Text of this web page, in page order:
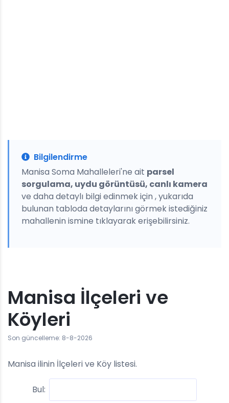
Bilgilendirme
Manisa Soma Mahalleleri'ne ait parsel
sorgulama, uydu görüntüsü, canlı kamera
ve daha detaylı bilgi edinmek için , yukarıda
bulunan tabloda detaylarını görmek istediğiniz
mahallenin ismine tıklayarak erişebilirsiniz.
Manisa İlçeleri ve
Köyleri
Son güncelleme: 8-8-2026
Manisa ilinin İlçeleri ve Köy listesi.
Bul: